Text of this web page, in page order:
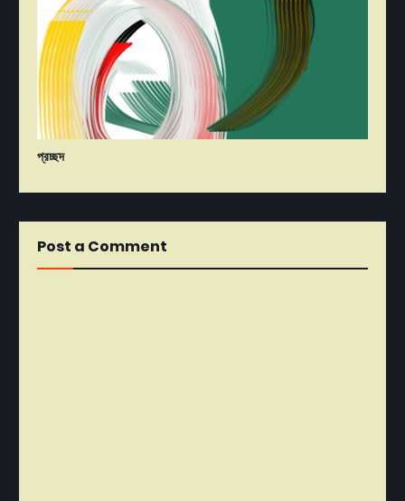
প্রচ্ছদ
Post a Comment